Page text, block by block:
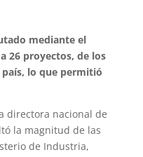
mediante el
26 proyectos, de los
lo que permitió
directora nacional de
la magnitud de las
de Industria,